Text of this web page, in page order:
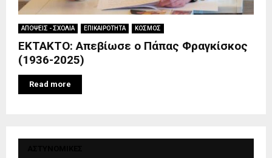
ΑΠΟΨΕΙΣ - ΣΧΟΛΙΑ ΕΠΙΚΑΙΡΟΤΗΤΑ ΚΟΣΜΟΣ
ΕΚΤΑΚΤΟ: Απεβίωσε ο Πάπας Φραγκίσκος
(1936-2025)
Read more